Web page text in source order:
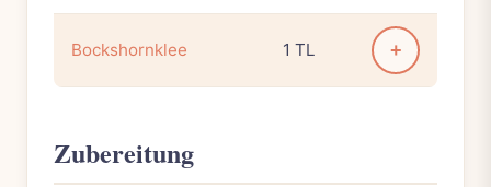
Bockshornklee 1 TL +
Zubereitung